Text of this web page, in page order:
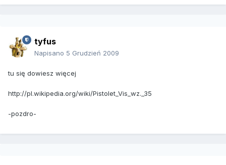
tyfus
Napisano 5 Grudzień 2009
tu się dowiesz więcej
http://pl.wikipedia.org/wiki/Pistolet_Vis_wz._35
-pozdro-